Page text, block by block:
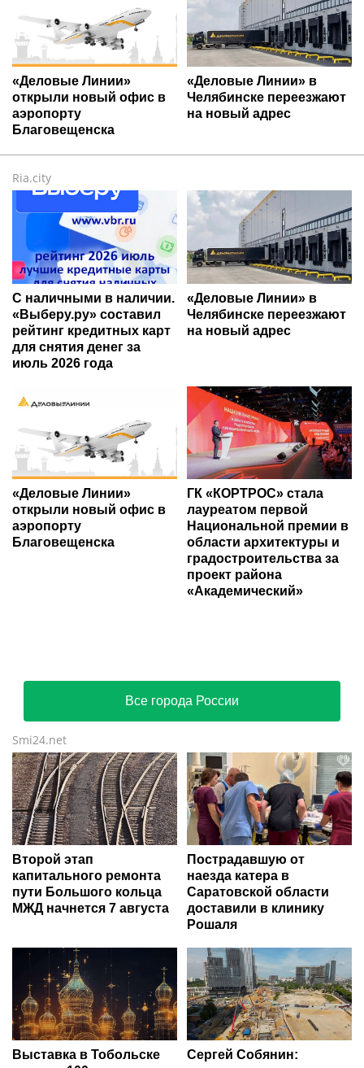
«Деловые Линии»
открыли новый офис в
аэропорту
Благовещенска
«Деловые Линии» в
Челябинске переезжают
на новый адрес
Ria.city
С наличными в наличии.
«Выберу.ру» составил
рейтинг кредитных карт
для снятия денег за
июль 2026 года
«Деловые Линии» в
Челябинске переезжают
на новый адрес
«Деловые Линии»
открыли новый офис в
аэропорту
Благовещенска
ГК «КОРТРОС» стала
лауреатом первой
Национальной премии в
области архитектуры и
градостроительства за
проект района
«Академический»
Все города России
Smi24.net
Второй этап
капитального ремонта
пути Большого кольца
МЖД начнется 7 августа
Пострадавшую от
наезда катера в
Саратовской области
доставили в клинику
Рошаля
Выставка в Тобольске
Сергей Собянин: